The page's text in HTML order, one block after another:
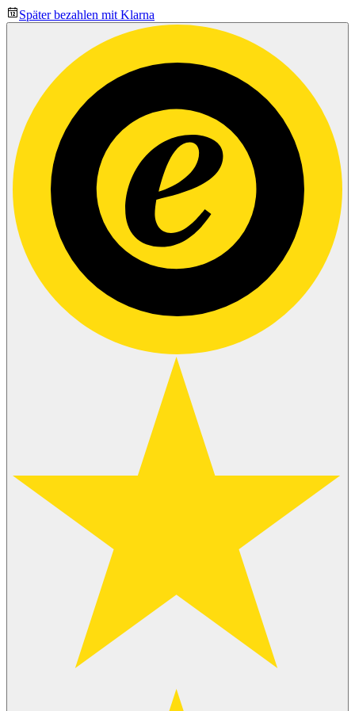
Später bezahlen mit Klarna